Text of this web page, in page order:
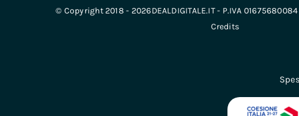
© Copyright 2018 - 2026DEALDIGITALE.IT - P.IVA
Credits